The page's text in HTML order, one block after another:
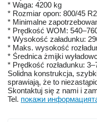
* Waga: 4200 kg
* Rozmiar opon: 800/45
* Minimalne
* Prędkość WOM:
* Wysokość załadunku:
* Maks. wysokość
* Średnica żmijki
* Prędkość rozładunku:
Solidna konstrukcja,
sprawiają, że to
Skontaktuj się z nami i
Tel. покажи